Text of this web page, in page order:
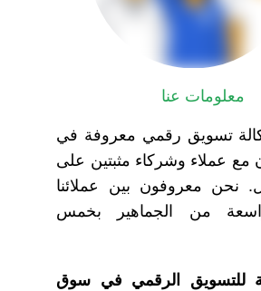
معلومات عنا
تسويق رقمي معروفة في
مع عملاء وشركاء مثبتين على
نحن معروفون بين عملائنا
من الجماهير بخمس
للتسويق الرقمي في سوق